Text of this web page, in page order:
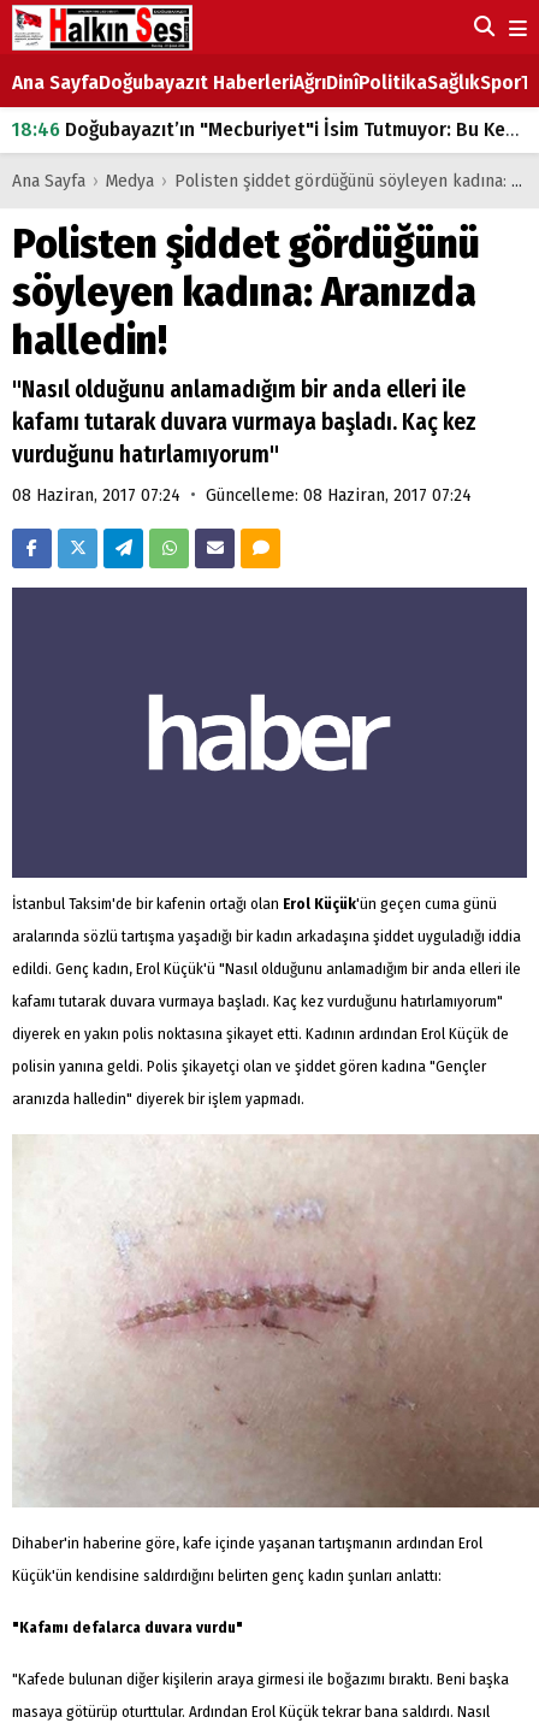
Ana SayfaDoğubayazıt HaberleriAğrıDinîPolitikaSağlıkSpor
18:46 Doğubayazıt’ın "Mecburiyet"i İsim Tutmuyor: Bu Kez de Mem u Zîn Oldu!
07:53Doğubayazıt’ta Ekmek Fiyatlarına Zam
Doğubayazıt'ta çocukların sırtındaki ağır yük
07:00 DEVLET ve HÜKÜMET
18:29ÇARŞI CADDESİ YAZ BOZ TAHTASI
Ana Sayfa › Medya › Polisten şiddet gördüğünü söyleyen kadına: Aranızda halledin!
Polisten şiddet gördüğünü
söyleyen kadına: Aranızda
halledin!
"Nasıl olduğunu anlamadığım bir anda elleri ile
kafamı tutarak duvara vurmaya başladı. Kaç kez
vurduğunu hatırlamıyorum"
08 Haziran, 2017 07:24 • Güncelleme: 08 Haziran, 2017 07:24
İstanbul Taksim'de bir kafenin ortağı olan Erol Küçük'ün geçen cuma günü
aralarında sözlü tartışma yaşadığı bir kadın arkadaşına şiddet uyguladığı iddia
edildi. Genç kadın, Erol Küçük'ü "Nasıl olduğunu anlamadığım bir anda elleri ile
kafamı tutarak duvara vurmaya başladı. Kaç kez vurduğunu hatırlamıyorum"
diyerek en yakın polis noktasına şikayet etti. Kadının ardından Erol Küçük de
polisin yanına geldi. Polis şikayetçi olan ve şiddet gören kadına "Gençler
aranızda halledin" diyerek bir işlem yapmadı.
Dihaber'in haberine göre, kafe içinde yaşanan tartışmanın ardından Erol
Küçük'ün kendisine saldırdığını belirten genç kadın şunları anlattı:
"Kafamı defalarca duvara vurdu"
"Kafede bulunan diğer kişilerin araya girmesi ile boğazımı bıraktı. Beni başka
masaya götürüp oturttular. Ardından Erol Küçük tekrar bana saldırdı. Nasıl